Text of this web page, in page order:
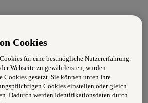
beschädigter Karosserien
Demontieren von Fahrzeugteilen
Gestalten von Fahrzeugoberflächen
Cookies
für eine bestmögliche Nutzererfahrung.
Webseite zu gewährleisten, wurden
Cookies gesetzt. Sie können unten Ihre
Cookies einstellen oder gleich
Dadurch werden Identifikationsdaten durch